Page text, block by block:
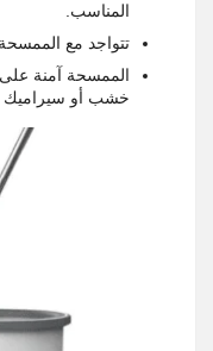
المناسب.
تتواجد مع
الممسحة آمنة على
خشب أو سيراميك